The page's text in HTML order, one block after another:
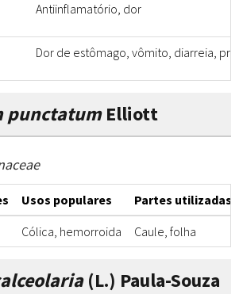
Antiinflamatório, dor
Dor de estômago, vômito, diarreia,
punctatumElliott
Usos populares
Partes utilizadas
Cólica, hemorroida Caule, folha
(L.) Paula-Souza